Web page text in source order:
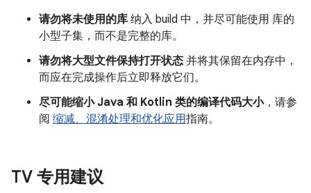
请勿将未使用的库 纳入 build 中，并尽可能使用 库的
小型子集，而不是完整的库。
请勿将大型文件保持打开状态 并将其保留在内存中，
而应在完成操作后立即释放它们。
尽可能缩小 Java 和 Kotlin 类的编译代码大小，请参
阅 缩减、混淆处理和优化应用指南。
TV 专用建议